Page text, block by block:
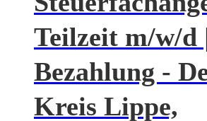
Teilzeit m/w/d
Bezahlung -
Kreis Lippe,